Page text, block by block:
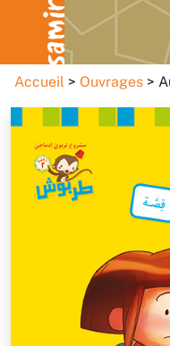
Accueil Ouvrages